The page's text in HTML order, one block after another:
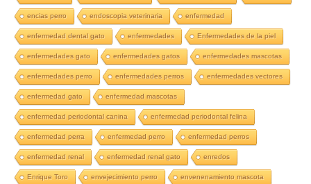
encias perro endoscopia veterinaria enfermedad
enfermedad dental gato enfermedades Enfermedades de la piel
enfermedades gato enfermedades gatos enfermedades mascotas
enfermedades perro enfermedades perros enfermedades vectores
enfermedad gato enfermedad mascotas
enfermedad periodontal canina enfermedad periodontal felina
enfermedad perra enfermedad perro enfermedad perros
enfermedad renal enfermedad renal gato enredos
Enrique Toro envejecimiento perro envenenamiento mascota